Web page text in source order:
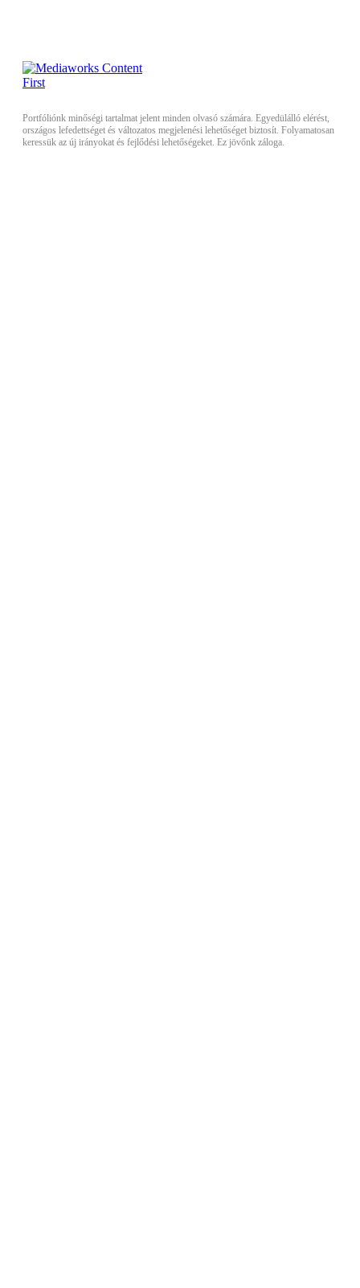
Portfóliónk minőségi tartalmat jelent minden olvasó számára. Egyedülálló elérést,
országos lefedettséget és változatos megjelenési lehetőséget biztosít. Folyamatosan
keressük az új irányokat és fejlődési lehetőségeket. Ez jövőnk záloga.